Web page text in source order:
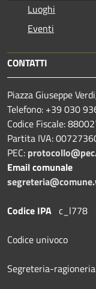
Luoghi
Eventi
CONTATTI
Piazza Giuseppe
Telefono: +39 030
Codice Fiscale:
Partita IVA:
PEC:
Email comunale
Codice IPA c_l778
Codice univoco
Segreteria-